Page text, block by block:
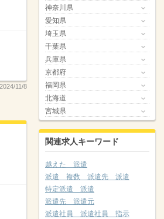
11/8
神奈川県
愛知県
埼玉県
千葉県
兵庫県
京都府
福岡県
北海道
宮城県
関連求人キーワード
越えた 派遣
派遣 複数 派遣先 派遣
特定派遣 派遣
派遣先 派遣元
派遣社員 派遣社員 指示